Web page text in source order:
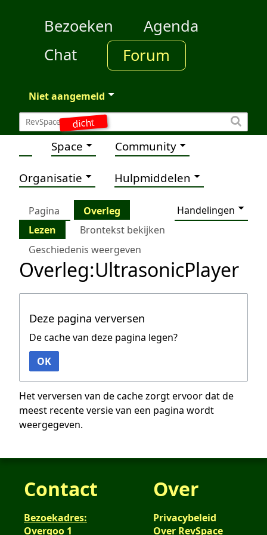
dicht
Bezoeken
Agenda
Chat
Forum
Niet aangemeld
Space Community
Organisatie Hulpmiddelen
Pagina Overleg
Handelingen
Lezen
Brontekst bekijken
Geschiedenis weergeven
Overleg:UltrasonicPlayer
Deze pagina verversen
De cache van deze pagina legen?
OK
Het verversen van de cache zorgt ervoor dat de
meest recente versie van een pagina wordt
weergegeven.
Contact
Bezoekadres:
Overgoo 1
Over
Privacybeleid
Over RevSpace